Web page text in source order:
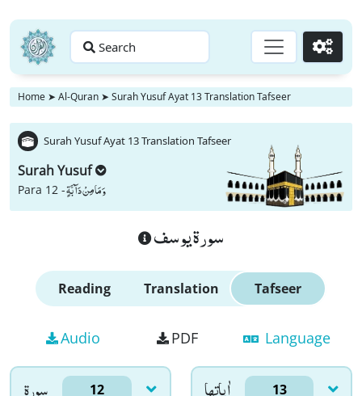
Search Go
Home ➤ Al-Quran ➤ Surah Yusuf Ayat 13 Translation Tafseer
Surah Yusuf Ayat 13 Translation Tafseer
Surah Yusuf
Para 12 -وَ مَا مِنْ دَآبَّةٍ
سورة يوسف
Reading Translation Tafseer
Audio PDF Language
سورۃ 12 اٰياتها 13